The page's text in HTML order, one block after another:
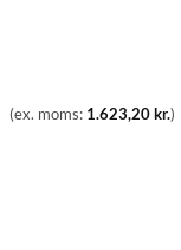
(ex. moms: 1.623,20kr.)